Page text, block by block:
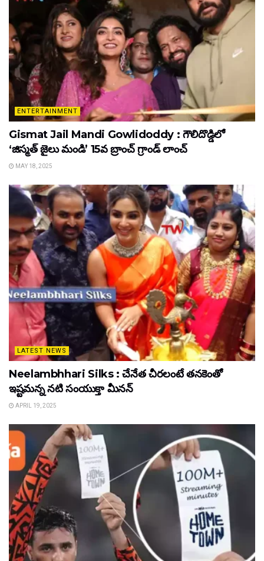
ENTERTAINMENT
Gismat Jail Mandi Gowlidoddy : గౌలిదొడ్డిలో
‘జిస్మత్ జైలు మండి’ 15వ బ్రాంచ్ గ్రాండ్ లాంచ్
MAY 18, 2025
LATEST NEWS
Neelambhhari Silks : చేనేత చీరలంటే తనకెంతో
ఇష్టమన్న నటి సంయుక్తా మీనన్‌
APRIL 19, 2025